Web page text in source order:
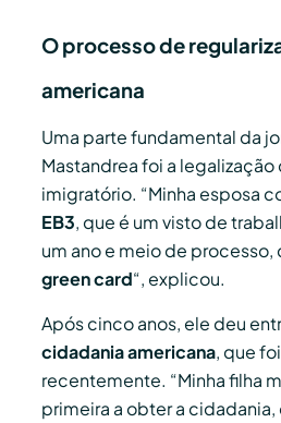
O processo de
americana
Uma parte fundamental da
Mastandrea foi a legalização
imigratório. “Minha esposa
EB3, que é um visto de
um ano e meio de
green card“, explicou.
Após cinco anos, ele deu
cidadania americana, que
recentemente. “Minha filha
primeira a obter a